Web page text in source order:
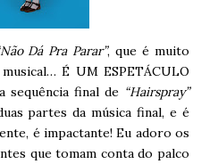
Dá Pra Parar”, que é muito
É UM ESPETÁCULO
sequência final de “Hairspray”
partes da música final, e é
é impactante! Eu adoro os
que tomam conta do palco